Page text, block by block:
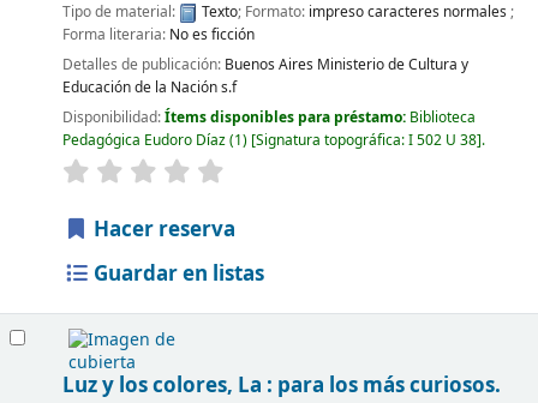
Tipo de material: Texto; Formato: impreso caracteres normales ;
Forma literaria: No es ficción
Detalles de publicación: Buenos Aires Ministerio de Cultura y
Educación de la Nacións.f
Disponibilidad:Ítems disponibles para préstamo: Biblioteca
Pedagógica Eudoro Díaz(1) Signatura topográfica:I 502 U 38 .
Hacer reserva
Guardar en listas
Luz y los colores, La : para los más curiosos.